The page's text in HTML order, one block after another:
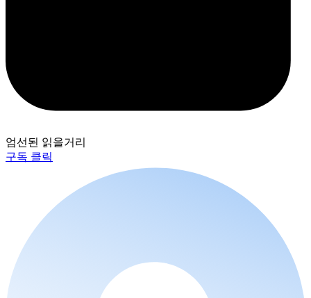
엄선된 읽을거리
구독 클릭